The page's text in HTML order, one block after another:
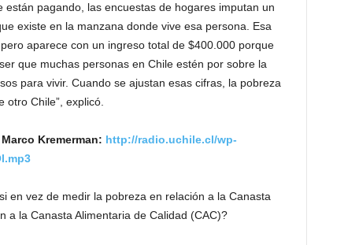
pagando, las encuestas de hogares imputan un
existe en la manzana donde vive esa persona. Esa
aparece con un ingreso total de $400.000 porque
que muchas personas en Chile estén por sobre la
para vivir. Cuando se ajustan esas cifras, la pobreza
Chile”, explicó.
Kremerman: http://radio.uchile.cl/wp-
en vez de medir la pobreza en relación a la Canasta
a la Canasta Alimentaria de Calidad (CAC)?